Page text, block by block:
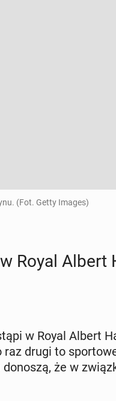
(Fot. Getty Images)
Royal Albert
w Royal Albert
drugi to
że w